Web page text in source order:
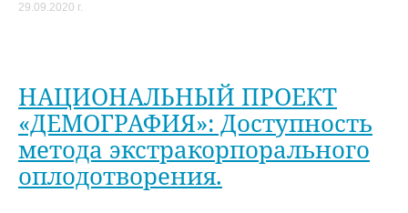
29.09.2020 г.
НАЦИОНАЛЬНЫЙ ПРОЕКТ
«ДЕМОГРАФИЯ»: Доступность
метода экстракорпорального
оплодотворения.